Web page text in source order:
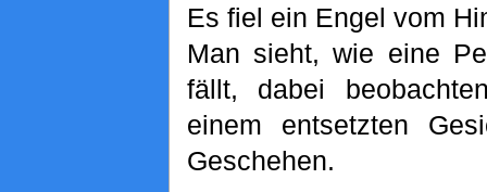
Es fiel ein Engel vom
Man sieht, wie eine
fällt, dabei
einem entsetzten
Geschehen.